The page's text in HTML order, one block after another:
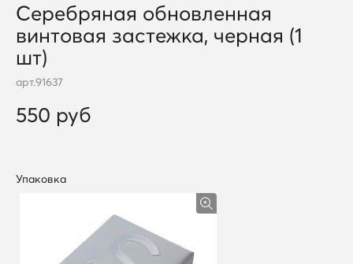
Серебряная обновленная
винтовая застежка, черная (1
шт)
арт.91637
550 руб
Упаковка